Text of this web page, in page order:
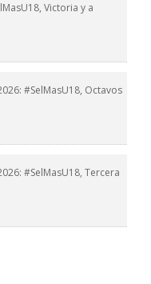
Victoria y a
#SelMasU18, Octavos
#SelMasU18, Tercera